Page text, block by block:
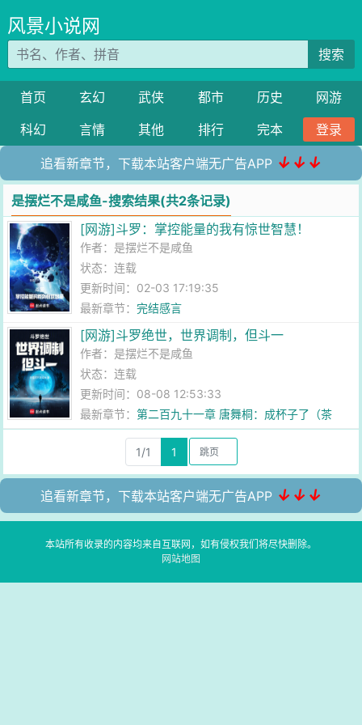
风景小说网
搜索
首页 玄幻 武侠 都市 历史
网游
科幻
言情 其他 排行 完本 登录
追看新章节，下载本站客户端无广告APP ↓↓↓
是摆烂不是咸鱼-搜索结果(共2条记录)
[网游]斗罗：掌控能量的我有惊世智慧！
作者： 是摆烂不是咸鱼
状态：连载
更新时间：02-03 17:19:35
最新章节：完结感言
[网游]斗罗绝世，世界调制，但斗一
作者： 是摆烂不是咸鱼
状态：连载
更新时间：08-08 12:53:33
最新章节：第二百九十一章 唐舞桐：成杯子了（茶
杯）
1/1
1
追看新章节，下载本站客户端无广告APP ↓↓↓
本站所有收录的内容均来自互联网，如有侵权我们将尽快删除。
网站地图